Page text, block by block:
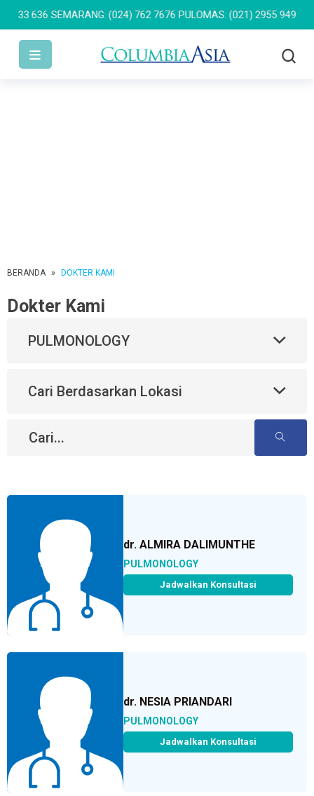
636 SEMARANG: (024) 762 7676 PULOMAS: (021) 2955 9499
BERANDA » DOKTER KAMI
Dokter Kami
PULMONOLOGY
Cari Berdasarkan Lokasi
dr. ALMIRA DALIMUNTHE
PULMONOLOGY
Jadwalkan Konsultasi
dr. NESIA PRIANDARI
PULMONOLOGY
Jadwalkan Konsultasi